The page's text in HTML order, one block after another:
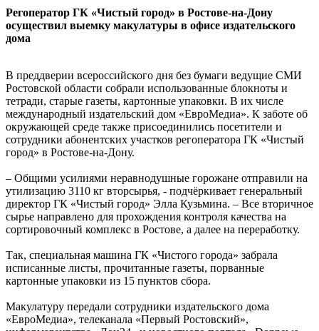
Регоператор ГК «Чистый город» в Ростове-на-Дону
осуществил выемку макулатуры в офисе издательского
дома
В преддверии всероссийского дня без бумаги ведущие СМИ
Ростовской области собрали использованные блокноты и
тетради, старые газеты, картонные упаковки. В их числе
международный издательский дом «ЕвроМедиа». К заботе об
окружающей среде также присоединились посетители и
сотрудники абонентских участков регоператора ГК «Чистый
город» в Ростове-на-Дону.
– Общими усилиями неравнодушные горожане отправили на
утилизацию 3110 кг вторсырья, - подчёркивает генеральный
директор ГК «Чистый город» Элла Кузьмина. – Все вторичное
сырье направлено для прохождения контроля качества на
сортировочный комплекс в Ростове, а далее на переработку.
Так, специальная машина ГК «Чистого города» забрала
исписанные листы, прочитанные газеты, порванные
картонные упаковки из 15 пунктов сбора.
Макулатуру передали сотрудники издательского дома
«ЕвроМедиа», телеканала «Первый Ростовский»,